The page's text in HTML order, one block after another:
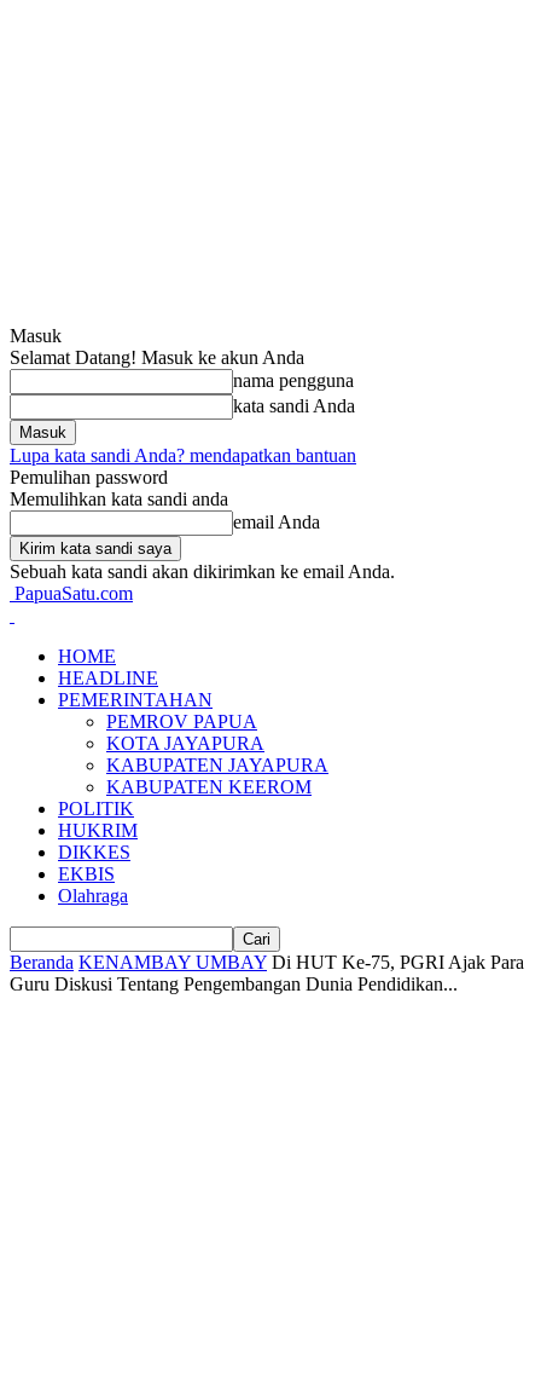
Masuk
Selamat Datang! Masuk ke akun Anda
nama pengguna
kata sandi Anda
Lupa kata sandi Anda? mendapatkan bantuan
Pemulihan password
Memulihkan kata sandi anda
email Anda
Sebuah kata sandi akan dikirimkan ke email Anda.
PapuaSatu.com
HOME
HEADLINE
PEMERINTAHAN
PEMROV PAPUA
KOTA JAYAPURA
KABUPATEN JAYAPURA
KABUPATEN KEEROM
POLITIK
HUKRIM
DIKKES
EKBIS
Olahraga
Beranda KENAMBAY UMBAY Di HUT Ke-75, PGRI Ajak Para
Guru Diskusi Tentang Pengembangan Dunia Pendidikan...